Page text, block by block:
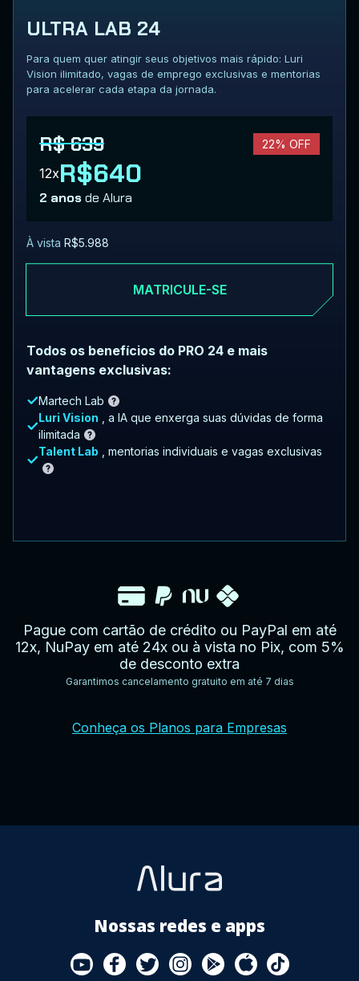
ULTRA LAB 24
Para quem quer atingir seus objetivos mais rápido: Luri
Vision ilimitado, vagas de emprego exclusivas e mentorias
para acelerar cada etapa da jornada.
R$ 639 22% OFF
12xR$640
2 anosde Alura
À vista R$5.988
MATRICULE-SE
Todos os benefícios do PRO 24 e mais
vantagens exclusivas:
Martech Lab
Luri Vision
, a IA que enxerga suas dúvidas de forma
ilimitada
Talent Lab
, mentorias individuais e vagas exclusivas
Pague com cartão de crédito ou PayPal em até
12x, NuPay em até 24x ou à vista no Pix, com 5%
de desconto extra
Garantimos cancelamento gratuito em até 7 dias
Conheça os Planos para Empresas
Nossas redes e apps
Play